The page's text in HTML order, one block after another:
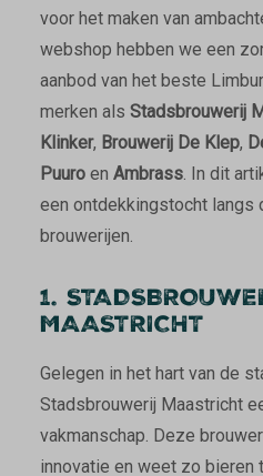
voor het maken van
webshop hebben we een
aanbod van het beste
merken als Stadsbrouwerij
Klinker, Brouwerij De Klep,
Puuro en Ambrass. In dit
een ontdekkingstocht langs
brouwerijen.
1.
MAASTRICHT
Gelegen in het hart van de
Stadsbrouwerij Maastricht
vakmanschap. Deze
innovatie en weet zo bieren